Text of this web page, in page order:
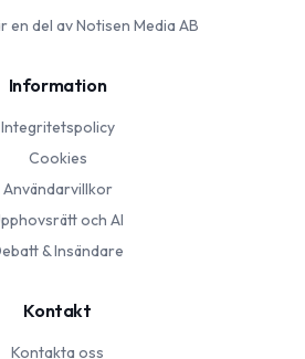
en del av Notisen Media AB
Information
Integritetspolicy
Cookies
Användarvillkor
och AI
& Insändare
Kontakt
Kontakta oss